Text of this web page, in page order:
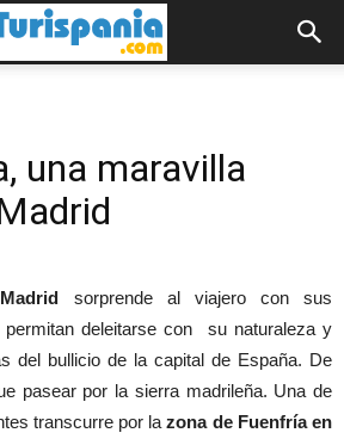
una maravilla
sorprende al viajero con sus
permitan deleitarse con su naturaleza y
del bullicio de la capital de España. De
pasear por la sierra madrileña. Una de
transcurre por la zona de Fuenfría en